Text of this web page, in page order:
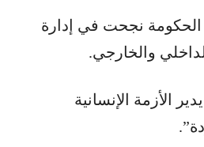
الحكومة نجحت في إدارة
والخارجي.
الأزمة الإنسانية